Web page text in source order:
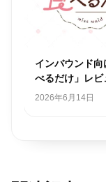
インバウンド
べるだけ」レビ
2026年6月14日